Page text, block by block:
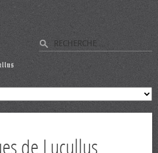
de Lucullus